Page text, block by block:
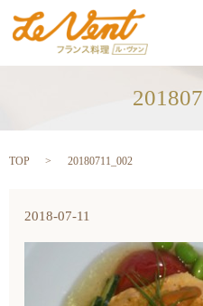
TOP 20180711_002
2018-07-11